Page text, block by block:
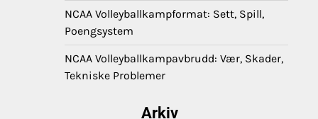
NCAA Volleyballkampformat: Sett, Spill,
Poengsystem
NCAA Volleyballkampavbrudd: Vær, Skader,
Tekniske Problemer
Arkiv